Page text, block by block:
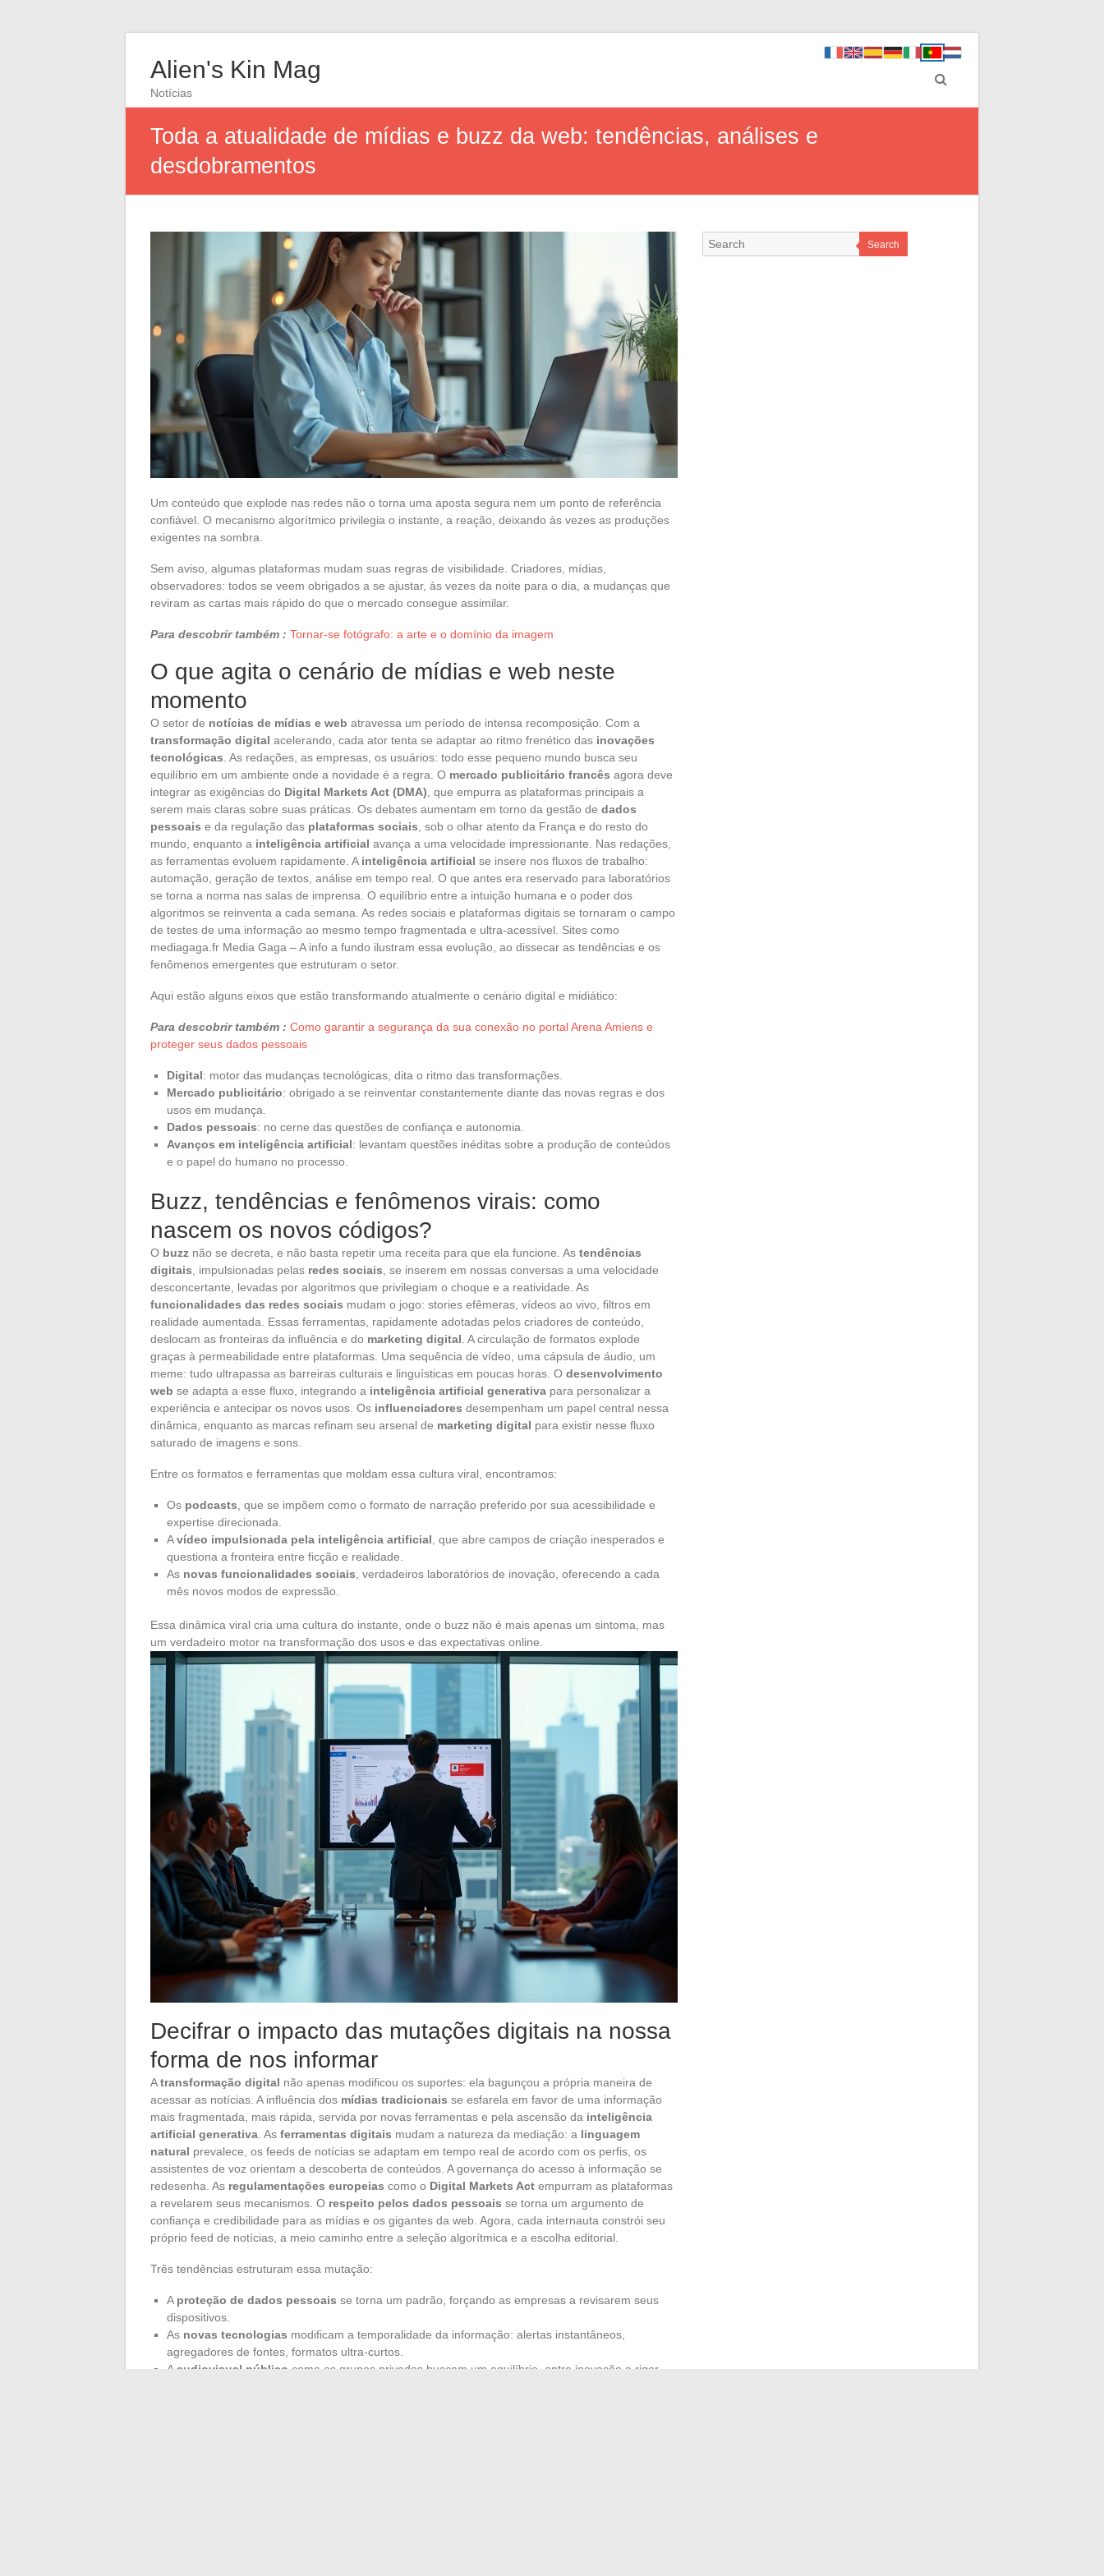
Alien's Kin Mag
Notícias
Toda a atualidade de mídias e buzz da web: tendências, análises e
desdobramentos
Um conteúdo que explode nas redes não o torna uma aposta segura nem um ponto de referência
confiável. O mecanismo algorítmico privilegia o instante, a reação, deixando às vezes as produções
exigentes na sombra.
Sem aviso, algumas plataformas mudam suas regras de visibilidade. Criadores, mídias,
observadores: todos se veem obrigados a se ajustar, às vezes da noite para o dia, a mudanças que
reviram as cartas mais rápido do que o mercado consegue assimilar.
Para descobrir também : Tornar-se fotógrafo: a arte e o domínio da imagem
O que agita o cenário de mídias e web neste
momento
O setor de notícias de mídias e web atravessa um período de intensa recomposição. Com a
transformação digital acelerando, cada ator tenta se adaptar ao ritmo frenético das inovações
tecnológicas . As redações, as empresas, os usuários: todo esse pequeno mundo busca seu
equilíbrio em um ambiente onde a novidade é a regra. O mercado publicitário francês agora deve
integrar as exigências do Digital Markets Act (DMA) , que empurra as plataformas principais a
serem mais claras sobre suas práticas. Os debates aumentam em torno da gestão de dados
pessoais e da regulação das plataformas sociais , sob o olhar atento da França e do resto do
mundo, enquanto a inteligência artificial avança a uma velocidade impressionante. Nas redações,
as ferramentas evoluem rapidamente. A inteligência artificial se insere nos fluxos de trabalho:
automação, geração de textos, análise em tempo real. O que antes era reservado para laboratórios
se torna a norma nas salas de imprensa. O equilíbrio entre a intuição humana e o poder dos
algoritmos se reinventa a cada semana. As redes sociais e plataformas digitais se tornaram o campo
de testes de uma informação ao mesmo tempo fragmentada e ultra-acessível. Sites como
mediagaga.fr Media Gaga – A info a fundo ilustram essa evolução, ao dissecar as tendências e os
fenômenos emergentes que estruturam o setor.
Aqui estão alguns eixos que estão transformando atualmente o cenário digital e midiático:
Para descobrir também : Como garantir a segurança da sua conexão no portal Arena Amiens e
proteger seus dados pessoais
Digital: motor das mudanças tecnológicas, dita o ritmo das transformações.
Mercado publicitário: obrigado a se reinventar constantemente diante das novas regras e dos
usos em mudança.
Dados pessoais: no cerne das questões de confiança e autonomia.
Avanços em inteligência artificial: levantam questões inéditas sobre a produção de conteúdos
e o papel do humano no processo.
Buzz, tendências e fenômenos virais: como
nascem os novos códigos?
O buzz não se decreta, e não basta repetir uma receita para que ela funcione. As tendências
digitais , impulsionadas pelas redes sociais , se inserem em nossas conversas a uma velocidade
desconcertante, levadas por algoritmos que privilegiam o choque e a reatividade. As
funcionalidades das redes sociais mudam o jogo: stories efêmeras, vídeos ao vivo, filtros em
realidade aumentada. Essas ferramentas, rapidamente adotadas pelos criadores de conteúdo,
deslocam as fronteiras da influência e do marketing digital . A circulação de formatos explode
graças à permeabilidade entre plataformas. Uma sequência de vídeo, uma cápsula de áudio, um
meme: tudo ultrapassa as barreiras culturais e linguísticas em poucas horas. O desenvolvimento
web se adapta a esse fluxo, integrando a inteligência artificial generativa para personalizar a
experiência e antecipar os novos usos. Os influenciadores desempenham um papel central nessa
dinâmica, enquanto as marcas refinam seu arsenal de marketing digital para existir nesse fluxo
saturado de imagens e sons.
Entre os formatos e ferramentas que moldam essa cultura viral, encontramos:
Os podcasts , que se impõem como o formato de narração preferido por sua acessibilidade e
expertise direcionada.
Avídeo impulsionada pela inteligência artificial , que abre campos de criação inesperados e
questiona a fronteira entre ficção e realidade.
As novas funcionalidades sociais , verdadeiros laboratórios de inovação, oferecendo a cada
mês novos modos de expressão.
Essa dinâmica viral cria uma cultura do instante, onde o buzz não é mais apenas um sintoma, mas
um verdadeiro motor na transformação dos usos e das expectativas online.
Decifrar o impacto das mutações digitais na nossa
forma de nos informar
Atransformação digital não apenas modificou os suportes: ela bagunçou a própria maneira de
acessar as notícias. A influência dos mídias tradicionais se esfarela em favor de uma informação
mais fragmentada, mais rápida, servida por novas ferramentas e pela ascensão da inteligência
artificial generativa . As ferramentas digitais mudam a natureza da mediação: a linguagem
natural prevalece, os feeds de notícias se adaptam em tempo real de acordo com os perfis, os
assistentes de voz orientam a descoberta de conteúdos. A governança do acesso à informação se
redesenha. As regulamentações europeias como o Digital Markets Act empurram as plataformas
a revelarem seus mecanismos. O respeito pelos dados pessoais se torna um argumento de
confiança e credibilidade para as mídias e os gigantes da web. Agora, cada internauta constrói seu
próprio feed de notícias, a meio caminho entre a seleção algorítmica e a escolha editorial.
Três tendências estruturam essa mutação:
A proteção de dados pessoais se torna um padrão, forçando as empresas a revisarem seus
dispositivos.
As novas tecnologias modificam a temporalidade da informação: alertas instantâneos,
agregadores de fontes, formatos ultra-curtos.
A audiovisual público como os grupos privados buscam um equilíbrio, entre inovação e rigor
Search